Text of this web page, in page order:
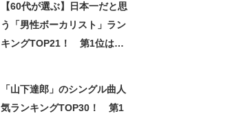
【60代が選ぶ】日本一だと思
う「男性ボーカリスト」ラン
キングTOP21！ 第1位は
「山下達郎」のシングル曲人
気ランキングTOP30！ 第1